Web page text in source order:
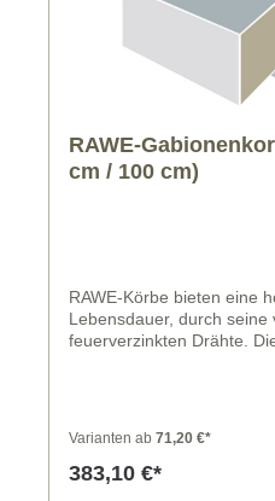
RAWE-
cm / 100 cm)
RAWE-Körbe bieten eine
Lebensdauer, durch seine
feuerverzinkten Drähte.
Varianten ab 71,20 €*
383,10 €*